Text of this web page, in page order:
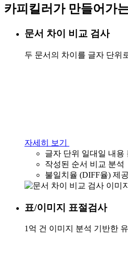
카피킬러가 만들어가
문서 차이 비교 검사
두 문서의 차이를 글자 단위
자세히 보기
글자 단위 일대일 내용
작성된 순서 비교 분석
불일치율 (DIFF율) 제공
표/이미지 표절검사
1억 건 이미지 분석 기반한